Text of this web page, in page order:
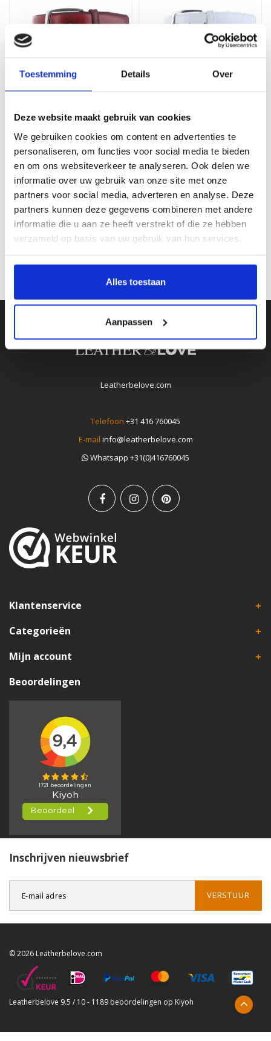
Toestemming Details Over
Deze website maakt gebruik van cookies
We gebruiken cookies om content en advertenties te
personaliseren, om functies voor social media te bieden
en om ons websiteverkeer te analyseren. Ook delen we
informatie over uw gebruik van onze site met onze
partners voor social media, adverteren en analyse. Deze
partners kunnen deze gegevens combineren met andere
informatie die u aan ze heeft verstrekt of die ze hebben
verzameld op basis van uw gebruik van hun services.
Alles toestaan
Aanpassen
Riccardo | Casual riem
4cm | Rood
79,99
Luciano | Lederen
herenriem 4cm | Wit
69,99
Leatherbelove.com
Telefoon +31 416 760045
E-mail info@leatherbelove.com
Whatsapp +31(0)416760045
Klantenservice
Categorieën
Mijn account
Beoordelingen
Inschrijven nieuwsbrief
VERSTUUR
© 2026 Leatherbelove.com
Leatherbelove 9.5 / 10- 1189 beoordelingen op Kiyoh